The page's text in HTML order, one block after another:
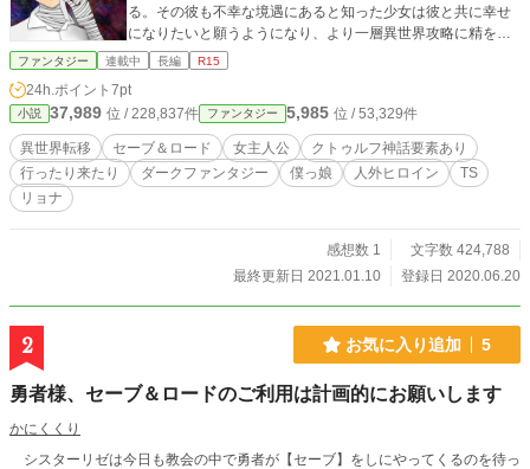
る。その彼も不幸な境遇にあると知った少女は彼と共に幸せ
になりたいと願うようになり、より一層異世界攻略に精を出
した。 しかし、異世界攻略が手詰まる。すると女神の加護が
直しては殺される異世界、異世界が接近し奇妙な事件が立て
続けに起きて荒んでいく現実世界、少女は両世界の命運を握
らされた。 少女の心の支えが失われ、少女の精神は限界へと
近付いていく。少女が歩みを止めると両世界が接触し、災厄
が降り注いだ。 女神の狙いが判明すると同時に少女は希望を
を含みます。 ※一部拙作と世界線、キャラがリンクします
が、これ単体でも問題ありません。 ※「」が人間のセリフ。
主人公の女子中学生(異世界では青年)や、その周りの子供達が
虐げられていますので、ご注意ください。
ファンタジー 連載中 長編 R15
24h.ポイント 7pt
小説 37,989 位 / 228,837件 ファンタジー 5,985 位 / 53,329件
異世界転移 セーブ＆ロード 女主人公
クトゥルフ神話要素あり
行ったり来たり
ダークファンタジー 僕っ娘 人外ヒロイン
TS
リョナ
感想数 1
文字数 424,788
最終更新日 2021.01.10
登録日 2020.06.20
2 お気に入り追加 5
勇者様、セーブ＆ロードのご利用は計画的にお願いします
かにくくり
シスターリゼは今日も教会の中で勇者が【セーブ】をしにやってくるのを待っ